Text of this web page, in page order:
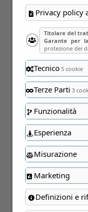
09
Ago
Privacy policy
Titolare del
Garante per
protezione dei
Tecnico5 cookie
Terze Parti 3
Funzionalità
Esperienza
Misurazione
Marketing
Definizioni e